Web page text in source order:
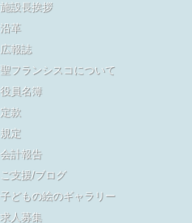
施設長挨拶
沿革
広報誌
聖フランシスコについて
役員名簿
定款
規定
会計報告
ご支援/ブログ
子どもの絵のギャラリー
求人募集